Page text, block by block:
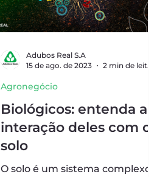
Biológicos: entenda a
interação deles com o
solo
O solo é um sistema complexo, e
Agronegócio
Adubos Real S.A
15 de ago. de 2023
2 min de leitura